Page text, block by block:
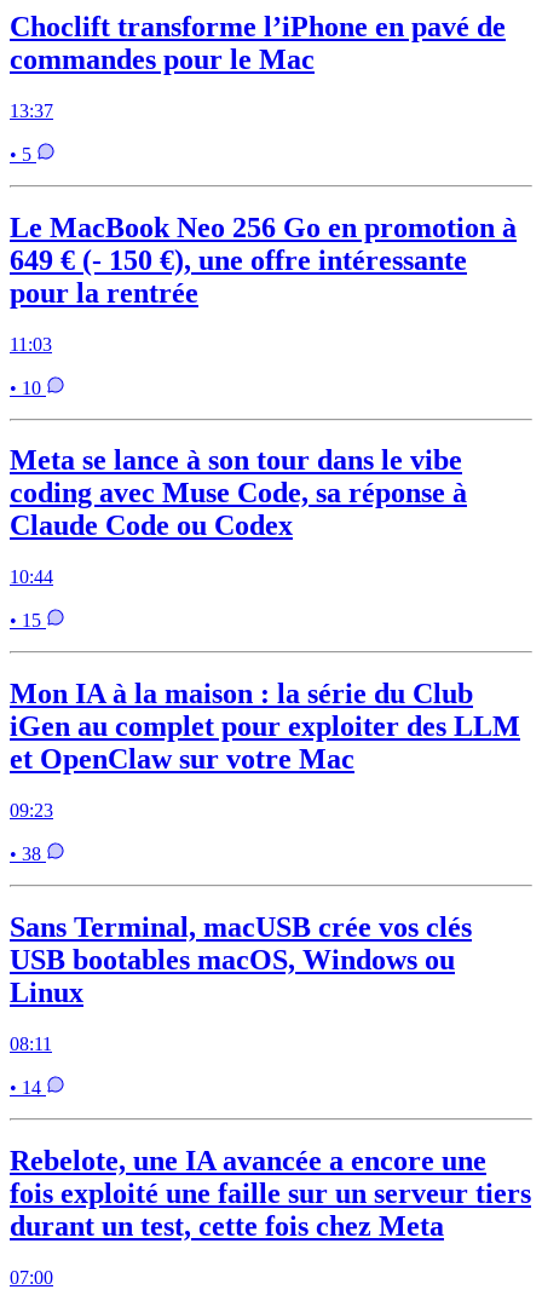
Choclift transforme l’iPhone en pavé de
commandes pour le Mac
13:37
• 5
Le MacBook Neo 256 Go en promotion à
649 € (- 150 €), une offre intéressante
pour la rentrée
11:03
• 10
Meta se lance à son tour dans le vibe
coding avec Muse Code, sa réponse à
Claude Code ou Codex
10:44
• 15
Mon IA à la maison : la série du Club
iGen au complet pour exploiter des LLM
et OpenClaw sur votre Mac
09:23
• 38
Sans Terminal, macUSB crée vos clés
USB bootables macOS, Windows ou
Linux
08:11
• 14
Rebelote, une IA avancée a encore une
fois exploité une faille sur un serveur tiers
durant un test, cette fois chez Meta
07:00